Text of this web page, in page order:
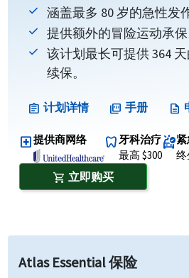
涵盖最多 80 岁的急性发
提供额外的冒险运动承保
该计划最长可提供 364
续保。
assignment 计划详情 picture_as_pdf 手册 description
local_hospital提供商网络 dentistry牙科治疗
最高 $300
ambulance
终
shopping_cart 立即购买
Atlas Essential 保险